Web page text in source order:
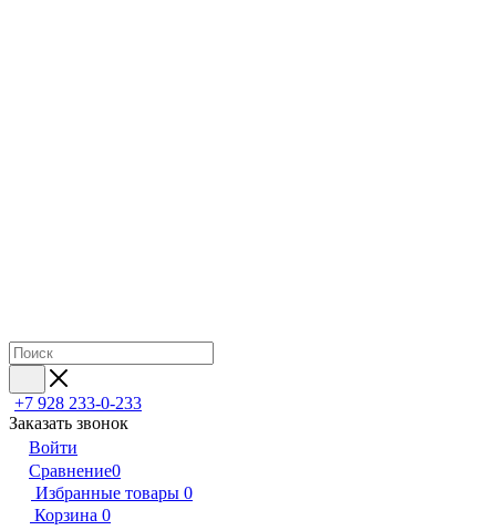
+7 928 233-0-233
Заказать звонок
Войти
Сравнение0
Избранные товары 0
Корзина 0